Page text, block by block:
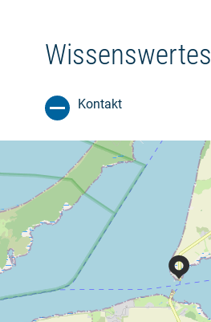
Wissenswertes
Kontakt